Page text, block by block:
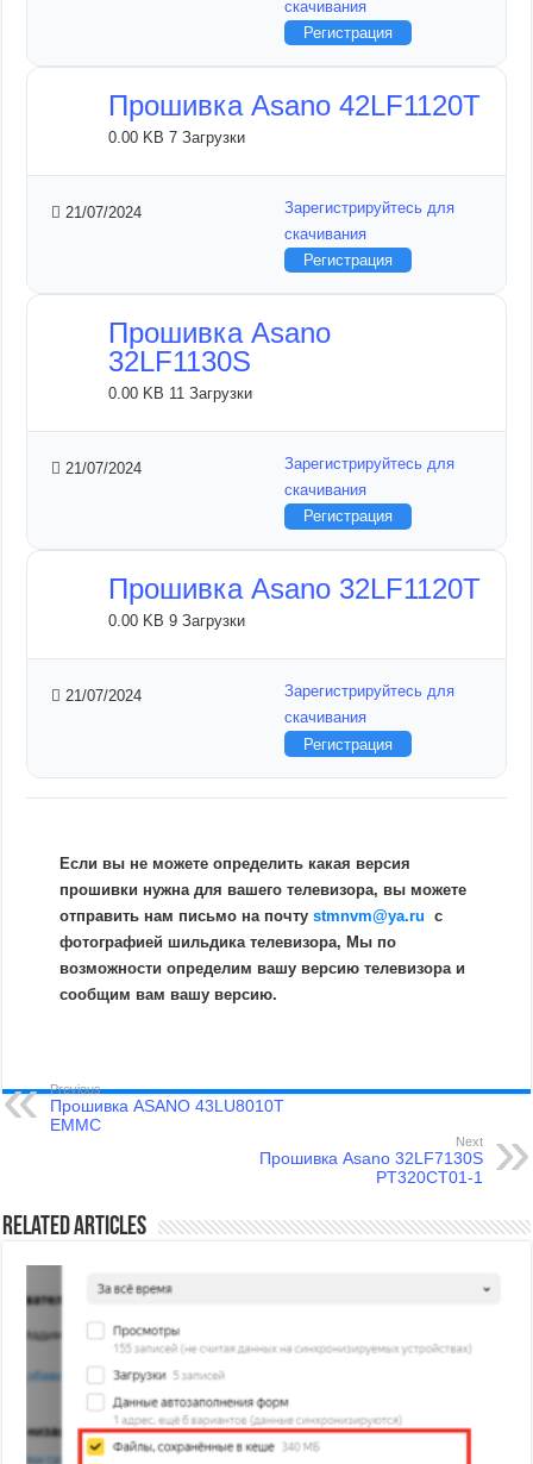
скачивания
Регистрация
Прошивка Asano 42LF1120T
0.00 KB7 Загрузки
21/07/2024
Зарегистрируйтесь для
скачивания
Регистрация
Прошивка Asano
32LF1130S
0.00 KB 11 Загрузки
21/07/2024
Зарегистрируйтесь для
скачивания
Регистрация
Прошивка Asano 32LF1120T
0.00 KB9 Загрузки
21/07/2024
Зарегистрируйтесь для
скачивания
Регистрация
Если вы не можете определить какая версия
прошивки нужна для вашего телевизора, вы можете
отправить нам письмо на почтуstmnvm@ya.ru c
фотографией шильдика телевизора, Мы по
возможности определим вашу версию телевизора и
сообщим вам вашу версию.
Previous
Прошивка ASANO 43LU8010T
EMMC
Next
Прошивка Asano 32LF7130S
PT320CT01-1
Related Articles